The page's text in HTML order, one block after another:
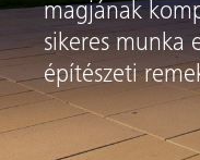
ide
magjának
sikeres munka
építészeti